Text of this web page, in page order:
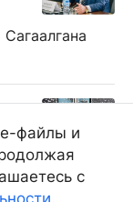
файлы и
с